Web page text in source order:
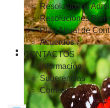
Resoluciones
Resoluciones
Plan Anual de
Acuerdos
CONTACTOS
Información
Sugerencias
Correos